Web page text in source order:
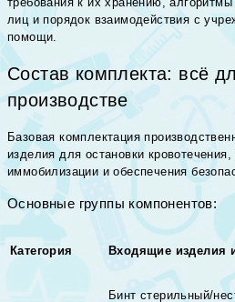
лиц и порядок взаимодействия с
помощи.
Состав комплекта: всё
производстве
Базовая комплектация
изделия для остановки кровотечения,
иммобилизации и обеспечения
Основные группы компонентов:
Категория Входящие изделия
Бинт стерильный/